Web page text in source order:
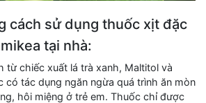
cách sử dụng thuốc xịt đặc
tại nhà:
từ chiếc xuất lá trà xanh, Maltitol và
có tác dụng ngăn ngừa quá trình ăn mòn
hôi miệng ở trẻ em. Thuốc chỉ được